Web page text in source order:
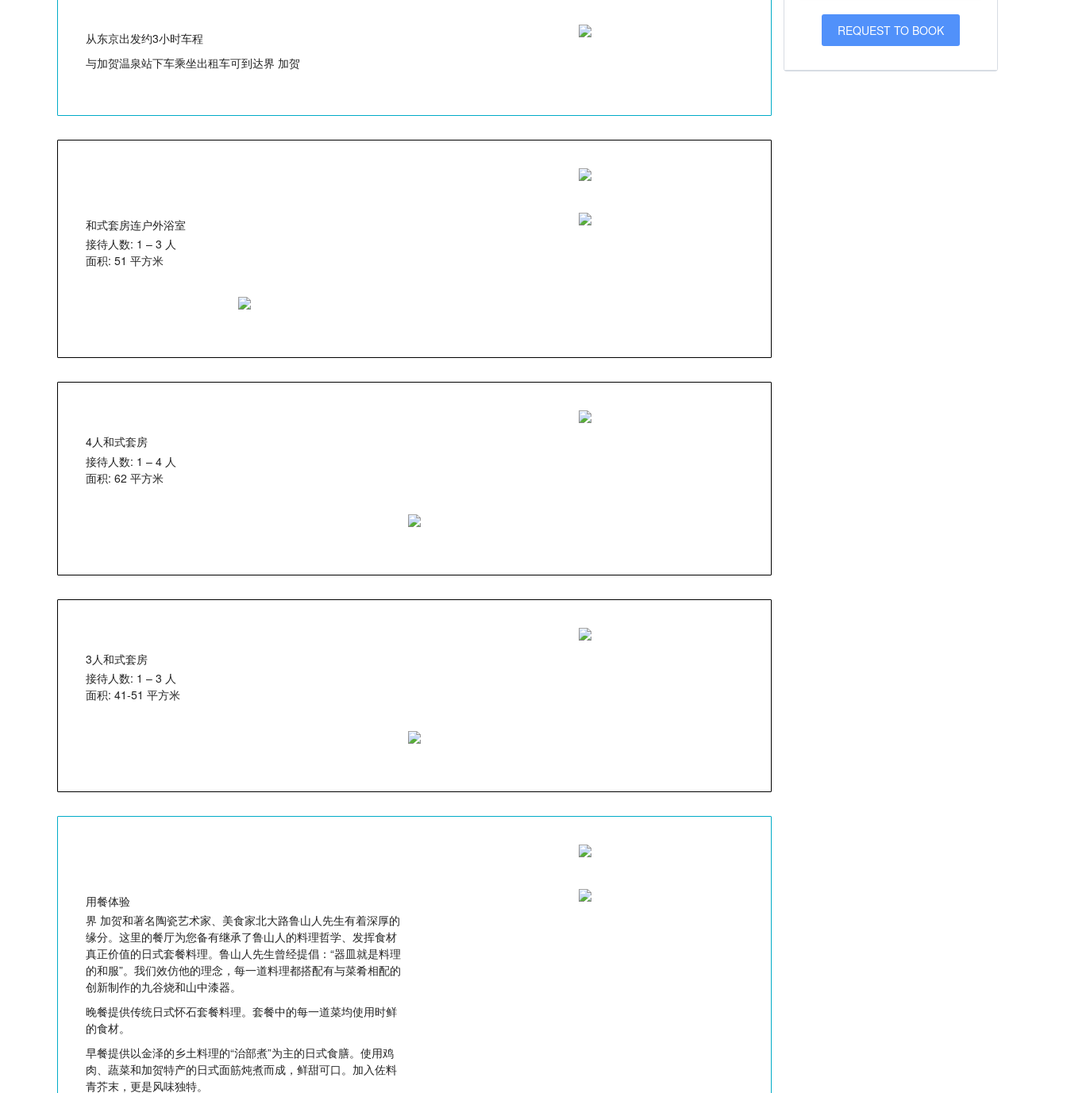
从东京出发约3小时车程
与加贺温泉站下车乘坐出租车可到达界 加贺
和式套房连户外浴室
接待人数: 1 – 3 人
面积: 51 平方米
4人和式套房
接待人数: 1 – 4 人
面积: 62 平方米
3人和式套房
接待人数: 1 – 3 人
面积: 41-51 平方米
用餐体验
界 加贺和著名陶瓷艺术家、美食家北大路鲁山人先生有着深厚的
缘分。这里的餐厅为您备有继承了鲁山人的料理哲学、发挥食材
真正价值的日式套餐料理。鲁山人先生曾经提倡：“器皿就是料理
的和服”。我们效仿他的理念，每一道料理都搭配有与菜肴相配的
创新制作的九谷烧和山中漆器。
晚餐提供传统日式怀石套餐料理。套餐中的每一道菜均使用时鲜
的食材。
早餐提供以金泽的乡土料理的“治部煮”为主的日式食膳。使用鸡
肉、蔬菜和加贺特产的日式面筋炖煮而成，鲜甜可口。加入佐料
青芥末，更是风味独特。